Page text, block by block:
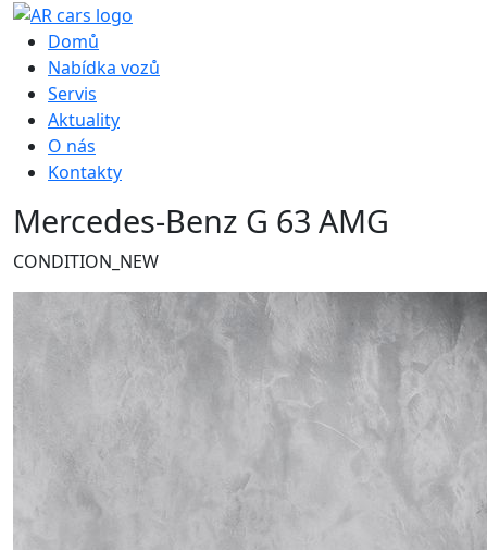
Hlavní navigace
Domů
Nabídka vozů
Servis
Aktuality
O nás
Kontakty
Mercedes-Benz G 63 AMG
CONDITION_NEW